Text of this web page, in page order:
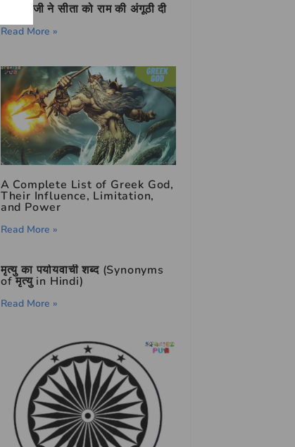
हनुमान जी ने सीता को राम की अंगूठी दी
Read More »
A Complete List of Greek God,
Their Influence, Limitation,
and Power
Read More »
मृत्यु का पर्यायवाची शब्द (Synonyms
of मृत्यु in Hindi)
Read More »